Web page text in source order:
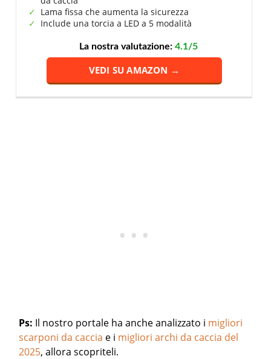
Lama fissa che aumenta la sicurezza
Include una torcia a LED a 5 modalità
La nostra valutazione: 4.1/5
VEDI SU AMAZON →
Ps: Il nostro portale ha anche analizzato i migliori
scarponi da caccia e i migliori archi da caccia del
2025, allora scopriteli.